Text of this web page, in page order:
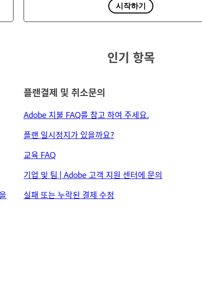
시작하기
인기 항목
플랜결제 및 취소문의
Adobe 지불 FAQ를 참고 하여 주세요.
플랜 일시정지가 있을까요?
교육 FAQ
기업 및 팀 | Adobe 고객 지원 센터에 문의
실패 또는 누락된 결제 수정